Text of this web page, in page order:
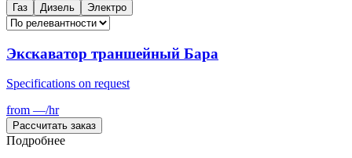
Газ Дизель Электро
Экскаватор траншейный Бара
Specifications on request
from —/hr
Рассчитать заказ
Подробнее